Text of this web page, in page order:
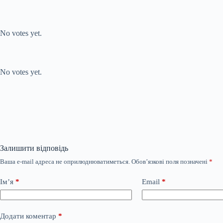
No votes yet.
No votes yet.
Залишити відповідь
Ваша e-mail адреса не оприлюднюватиметься. Обов’язкові поля позначені *
Ім’я * Email *
Додати коментар *